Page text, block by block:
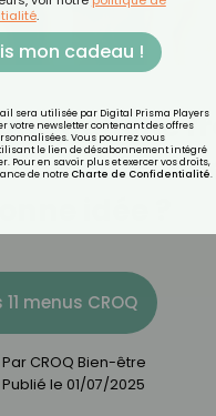
douche
: une
idée ?
menus CROQ
Par CROQ Bien-être
Publié le 01/07/2025
.
mon cadeau !
sera utilisée par Digital Prisma Players
votre newsletter contenant des offres
Vous pourrez vous
le lien de désabonnement intégré
Pour en savoir plus et exercer vos droits,
de notre Charte de Confidentialité.